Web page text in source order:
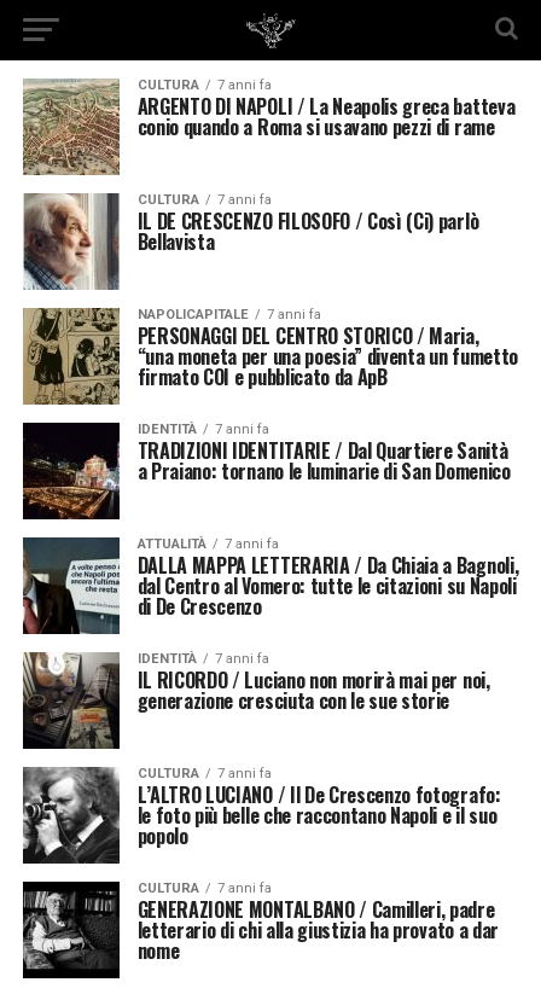
CULTURA 7 anni fa
ARGENTO DI NAPOLI / La Neapolis greca batteva
conio quando a Roma si usavano pezzi di rame
CULTURA 7 anni fa
IL DE CRESCENZO FILOSOFO / Così (Ci) parlò
Bellavista
NAPOLICAPITALE 7 anni fa
PERSONAGGI DEL CENTRO STORICO / Maria,
“una moneta per una poesia” diventa un fumetto
firmato COI e pubblicato da ApB
IDENTITÀ 7 anni fa
TRADIZIONI IDENTITARIE / Dal Quartiere Sanità
a Praiano: tornano le luminarie di San Domenico
ATTUALITÀ 7 anni fa
DALLA MAPPA LETTERARIA / Da Chiaia a Bagnoli,
dal Centro al Vomero: tutte le citazioni su Napoli
di De Crescenzo
IDENTITÀ 7 anni fa
IL RICORDO / Luciano non morirà mai per noi,
generazione cresciuta con le sue storie
CULTURA 7 anni fa
L’ALTRO LUCIANO / Il De Crescenzo fotografo:
le foto più belle che raccontano Napoli e il suo
popolo
CULTURA 7 anni fa
GENERAZIONE MONTALBANO / Camilleri, padre
letterario di chi alla giustizia ha provato a dar
nome